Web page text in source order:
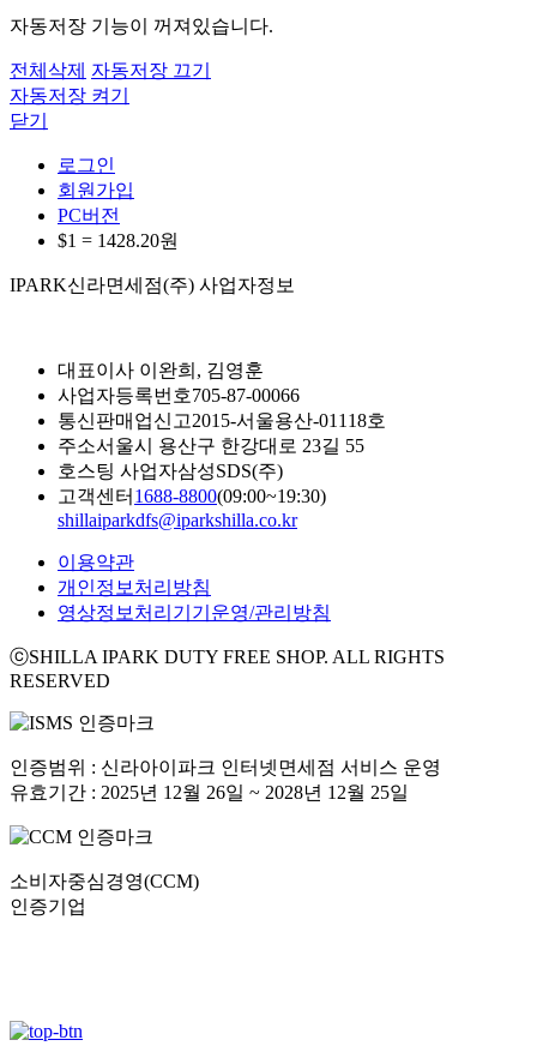
자동저장 기능이 꺼져있습니다.
전체삭제 자동저장 끄기
자동저장 켜기
닫기
로그인
회원가입
PC버전
$1 = 1428.20원
IPARK신라면세점(주) 사업자정보
대표이사 이완희, 김영훈
사업자등록번호705-87-00066
통신판매업신고2015-서울용산-01118호
주소서울시 용산구 한강대로 23길 55
호스팅 사업자삼성SDS(주)
고객센터 1688-8800(09:00~19:30)
shillaiparkdfs@iparkshilla.co.kr
이용약관
개인정보처리방침
영상정보처리기기운영/관리방침
ⓒSHILLA IPARK DUTY FREE SHOP. ALL RIGHTS
RESERVED
인증범위 : 신라아이파크 인터넷면세점 서비스 운영
유효기간 : 2025년 12월 26일 ~ 2028년 12월 25일
소비자중심경영(CCM)
인증기업